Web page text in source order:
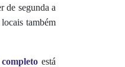
de segunda a
também
está